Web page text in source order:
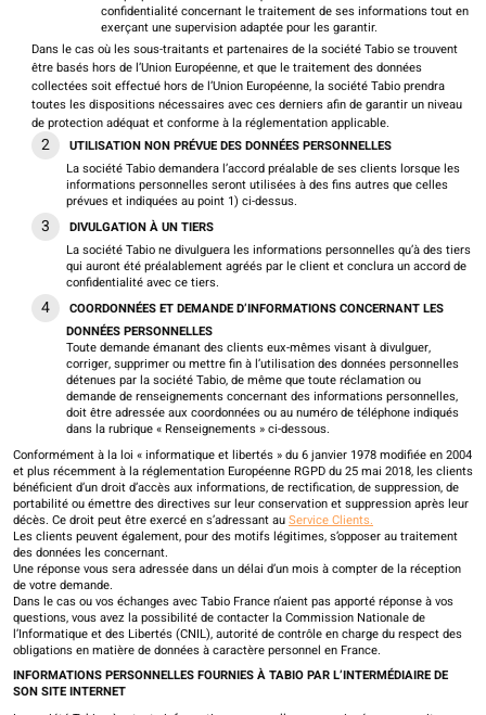
confidentialité concernant le traitement de ses informations tout en
exerçant une supervision adaptée pour les garantir.
Dans le cas où les sous-traitants et partenaires de la société Tabio se trouvent
être basés hors de l’Union Européenne, et que le traitement des données
collectées soit effectué hors de l’Union Européenne, la société Tabio prendra
toutes les dispositions nécessaires avec ces derniers afin de garantir un niveau
de protection adéquat et conforme à la réglementation applicable.
UTILISATION NON PRÉVUE DES DONNÉES PERSONNELLES
La société Tabio demandera l’accord préalable de ses clients lorsque les
informations personnelles seront utilisées à des fins autres que celles
prévues et indiquées au point 1) ci-dessus.
DIVULGATION À UN TIERS
La société Tabio ne divulguera les informations personnelles qu’à des tiers
qui auront été préalablement agréés par le client et conclura un accord de
confidentialité avec ce tiers.
COORDONNÉES ET DEMANDE D’INFORMATIONS CONCERNANT LES
DONNÉES PERSONNELLES
Toute demande émanant des clients eux-mêmes visant à divulguer,
corriger, supprimer ou mettre fin à l’utilisation des données personnelles
détenues par la société Tabio, de même que toute réclamation ou
demande de renseignements concernant des informations personnelles,
doit être adressée aux coordonnées ou au numéro de téléphone indiqués
dans la rubrique « Renseignements » ci-dessous.
Conformément à la loi « informatique et libertés » du 6 janvier 1978 modifiée en 2004
et plus récemment à la réglementation Européenne RGPD du 25 mai 2018, les clients
bénéficient d’un droit d’accès aux informations, de rectification, de suppression, de
portabilité ou émettre des directives sur leur conservation et suppression après leur
décès. Ce droit peut être exercé en s’adressant auService Clients.
Les clients peuvent également, pour des motifs légitimes, s’opposer au traitement
des données les concernant.
Une réponse vous sera adressée dans un délai d’un mois à compter de la réception
de votre demande.
Dans le cas ou vos échanges avec Tabio France n’aient pas apporté réponse à vos
questions, vous avez la possibilité de contacter la Commission Nationale de
l’Informatique et des Libertés (CNIL), autorité de contrôle en charge du respect des
obligations en matière de données à caractère personnel en France.
INFORMATIONS PERSONNELLES FOURNIES À TABIO PAR L’INTERMÉDIAIRE DE
SON SITE INTERNET